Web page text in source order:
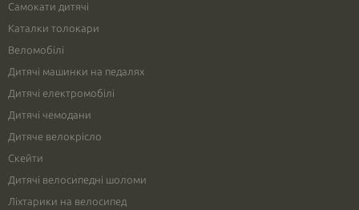
Самокати дитячі
Каталки толокари
Веломобілі
Дитячі машинки на педалях
Дитячі електромобілі
Дитячі чемодани
Дитяче велокрісло
Скейти
Дитячі велосипедні шоломи
Ліхтарики на велосипед